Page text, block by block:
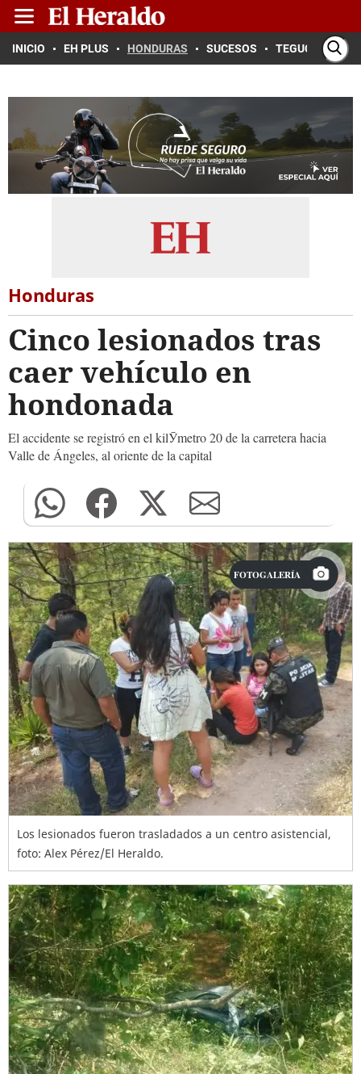
INICIO EH PLUS HONDURAS SUCESOS TEGUCIGALPA
Honduras
Cinco lesionados tras
caer vehículo en
hondonada
El accidente se registró en el kilӮmetro 20 de la carretera hacia
Valle de Ángeles, al oriente de la capital
FOTOGALERÍA
Los lesionados fueron trasladados a un centro asistencial,
foto: Alex Pérez/El Heraldo.